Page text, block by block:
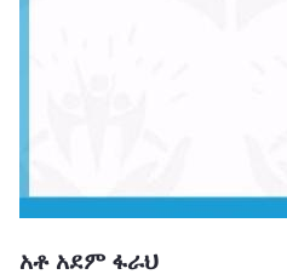
አቶ አደም ፋራህ